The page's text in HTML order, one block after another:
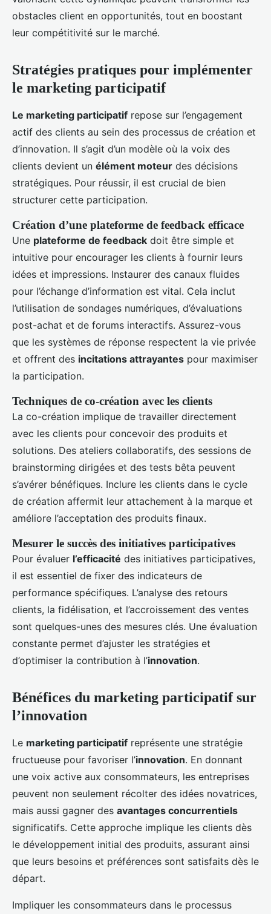
obstacles client en opportunités, tout en boostant
leur compétitivité sur le marché.
Stratégies pratiques pour implémenter
le marketing participatif
Le marketing participatif repose sur l’engagement
actif des clients au sein des processus de création et
d’innovation. Il s’agit d’un modèle où la voix des
clients devient un élément moteur des décisions
stratégiques. Pour réussir, il est crucial de bien
structurer cette participation.
Création d’une plateforme de feedback efficace
Une plateforme de feedback doit être simple et
intuitive pour encourager les clients à fournir leurs
idées et impressions. Instaurer des canaux fluides
pour l’échange d’information est vital. Cela inclut
l’utilisation de sondages numériques, d’évaluations
post-achat et de forums interactifs. Assurez-vous
que les systèmes de réponse respectent la vie privée
et offrent des incitations attrayantes pour maximiser
la participation.
Techniques de co-création avec les clients
La co-création implique de travailler directement
avec les clients pour concevoir des produits et
solutions. Des ateliers collaboratifs, des sessions de
brainstorming dirigées et des tests bêta peuvent
s’avérer bénéfiques. Inclure les clients dans le cycle
de création affermit leur attachement à la marque et
améliore l’acceptation des produits finaux.
Mesurer le succès des initiatives participatives
Pour évaluer l’efficacité des initiatives participatives,
il est essentiel de fixer des indicateurs de
performance spécifiques. L’analyse des retours
clients, la fidélisation, et l’accroissement des ventes
sont quelques-unes des mesures clés. Une évaluation
constante permet d’ajuster les stratégies et
d’optimiser la contribution à l’innovation.
Bénéfices du marketing participatif sur
l’innovation
Le marketing participatif représente une stratégie
fructueuse pour favoriser l’innovation. En donnant
une voix active aux consommateurs, les entreprises
peuvent non seulement récolter des idées novatrices,
mais aussi gagner des avantages concurrentiels
significatifs. Cette approche implique les clients dès
le développement initial des produits, assurant ainsi
que leurs besoins et préférences sont satisfaits dès le
départ.
Impliquer les consommateurs dans le processus